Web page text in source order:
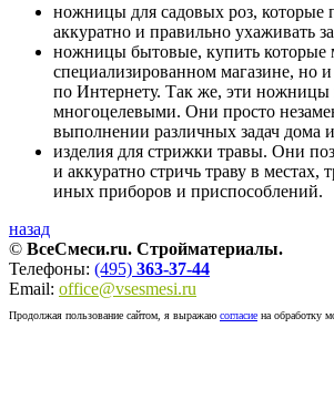
ножницы для садовых роз, которые
аккуратно и правильно ухаживать
ножницы бытовые, купить которые
специализированном магазине, но и
по Интернету. Так же, эти ножницы
многоцелевыми. Они просто
выполнении различных задач дома и
изделия для стрижки травы. Они
и аккуратно стричь траву в местах,
иных приборов и приспособлений.
назад
© ВсеСмеси.ru. Стройматериалы.
Телефоны: (495) 363-37-44
Email: office@vsesmesi.ru
Продолжая пользование сайтом, я выражаю согласие на обработку